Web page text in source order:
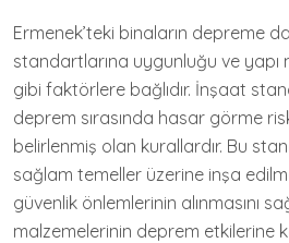
Ermenek’teki binaların depreme
standartlarına uygunluğu ve yapı
gibi faktörlere bağlıdır. İnşaat
deprem sırasında hasar görme
belirlenmiş olan kurallardır. Bu
sağlam temeller üzerine inşa
güvenlik önlemlerinin alınmasını
malzemelerinin deprem etkilerine